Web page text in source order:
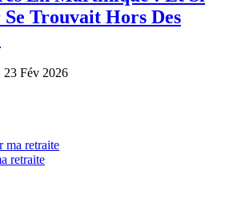
Se Trouvait Hors Des
23 Fév 2026
ma retraite
retraite